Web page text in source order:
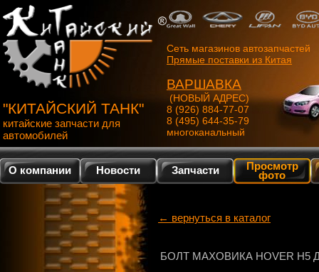
"КИТАЙСКИЙ ТАНК"
китайские запчасти для
автомобилей
Сеть магазинов автозапчастей
Прямые поставки из Китая
ВАРШАВКА
(НОВЫЙ АДРЕС)
8 (926) 884-77-07
8 (495) 644-35-79
многоканальный
О компании Новости Запчасти Просмотр
фото
← вернуться в каталог
БОЛТ МАХОВИКА HOVER H5